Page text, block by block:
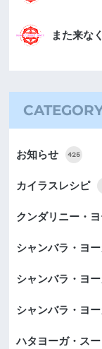
また来な
お知らせ 425
カイラスレシピ
クンダリニー・
シャンバラ・ヨ
シャンバラ・ヨ
シャンバラ・ヨ
ハタヨーガ・ス